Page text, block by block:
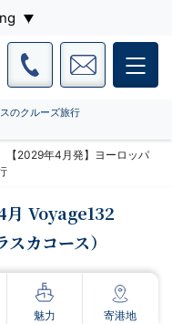
のクルーズ旅行
【2029年4月発】ヨーロッパ
月 Voyage132
カコース）
魅力 寄港地